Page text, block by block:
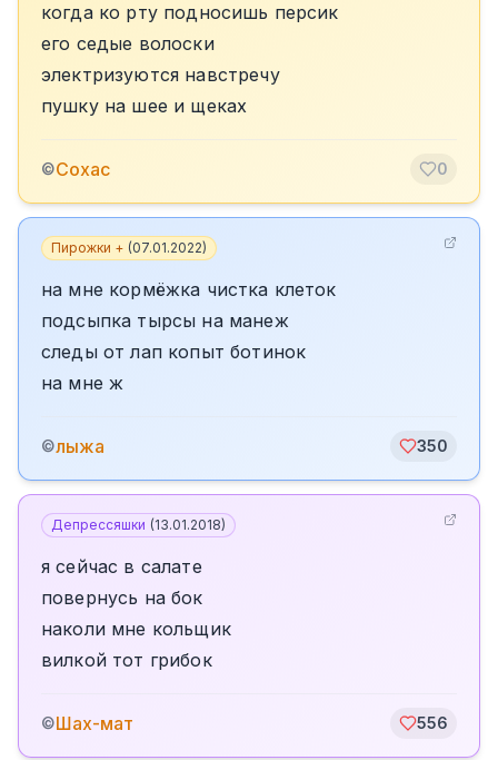
когда ко рту подносишь персик
его седые волоски
электризуются навстречу
пушку на шее и щеках
©Сохас 0
Пирожки + (07.01.2022)
на мне кормёжка чистка клеток
подсыпка тырсы на манеж
следы от лап копыт ботинок
на мне ж
©лыжа 350
Депрессяшки (13.01.2018)
я сейчас в салате
повернусь на бок
наколи мне кольщик
вилкой тот грибок
©Шах-мат 556